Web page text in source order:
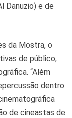
Danuzio) e de
da Mostra, o
de público,
“Além
dentro
de cineastas de